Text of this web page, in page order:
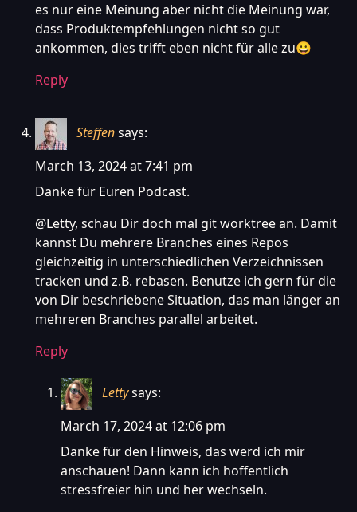
es nur eine Meinung aber nicht die Meinung war,
dass Produktempfehlungen nicht so gut
ankommen, dies trifft eben nicht für alle zu😀
Reply
Steffensays:
March 13, 2024 at 7:41 pm
Danke für Euren Podcast.
@Letty, schau Dir doch mal git worktree an. Damit
kannst Du mehrere Branches eines Repos
gleichzeitig in unterschiedlichen Verzeichnissen
tracken und z.B. rebasen. Benutze ich gern für die
von Dir beschriebene Situation, das man länger an
mehreren Branches parallel arbeitet.
Reply
Lettysays:
March 17, 2024 at 12:06 pm
Danke für den Hinweis, das werd ich mir
anschauen! Dann kann ich hoffentlich
stressfreier hin und her wechseln.